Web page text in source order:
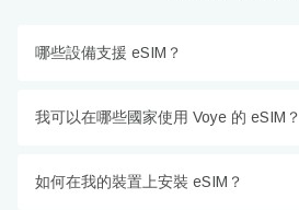
哪些設備支援 eSIM？
我可以在哪些國家使用 Voye 的 eSIM？
如何在我的裝置上安裝 eSIM？